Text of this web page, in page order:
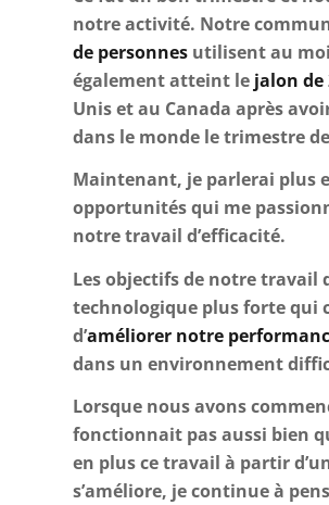
notre activité. Notre
de personnes utilisent au
également atteint le jalon de
Unis et au Canada après
dans le monde le trimestre
Maintenant, je parlerai plus
opportunités qui me
notre travail d’efficacité.
Les objectifs de notre travail
technologique plus forte qui
d’améliorer notre
dans un environnement
Lorsque nous avons
fonctionnait pas aussi bien
en plus ce travail à partir
s’améliore, je continue à